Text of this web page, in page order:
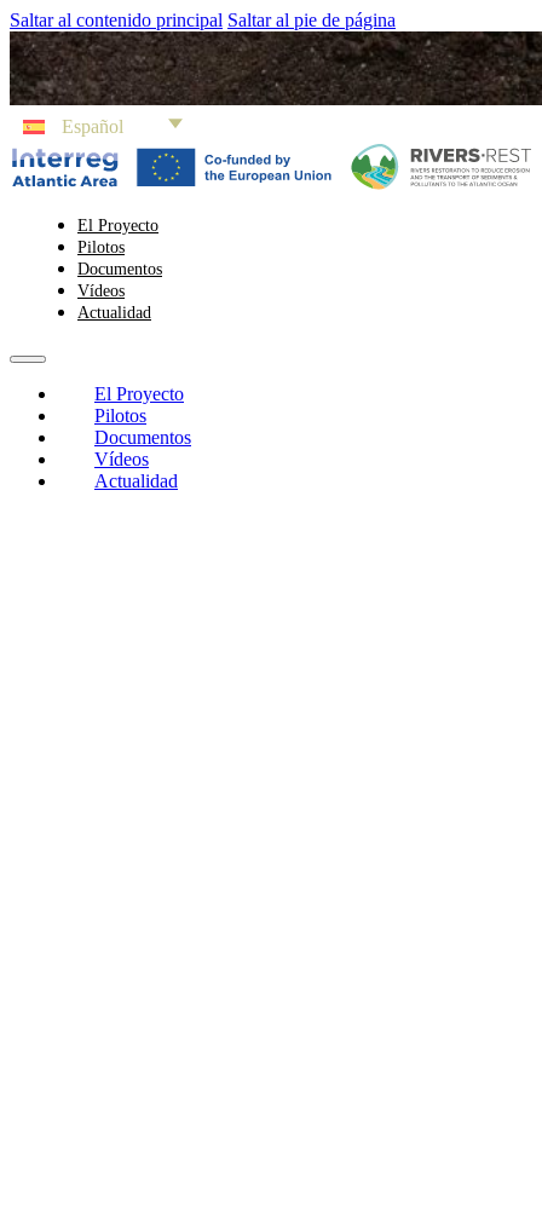
Saltar al contenido principal Saltar al pie de página
Español
El Proyecto
Pilotos
Documentos
Vídeos
Actualidad
El Proyecto
Pilotos
Documentos
Vídeos
Actualidad